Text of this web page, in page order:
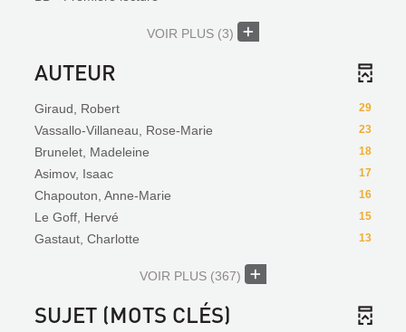
VOIR PLUS (3)
AUTEUR
29
Giraud, Robert
23
Vassallo-Villaneau, Rose-Marie
18
Brunelet, Madeleine
17
Asimov, Isaac
16
Chapouton, Anne-Marie
15
Le Goff, Hervé
13
Gastaut, Charlotte
VOIR PLUS (367)
SUJET (MOTS CLÉS)